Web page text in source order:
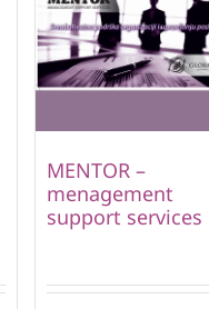
MENTOR –
menagement
support services